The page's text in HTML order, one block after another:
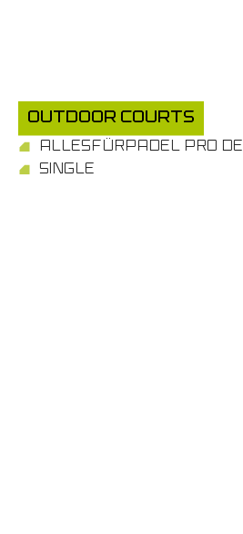
Outdoor Courts
ALLESFÜRPADEL PRO DE
SINGLE